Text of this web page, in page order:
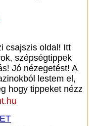
csajszis oldal! Itt
szépségtippek
Jó nézegetést! A
lestem el,
hogy tippeket nézz